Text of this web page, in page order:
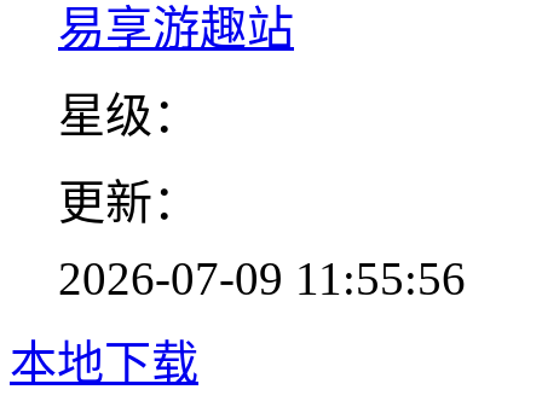
易享游趣站
星级：
更新：
2026-07-09 11:55:56
本地下载